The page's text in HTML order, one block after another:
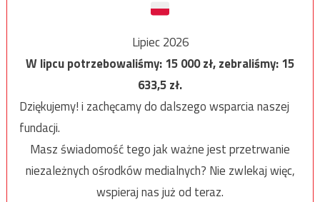
Lipiec 2026
W lipcu potrzebowaliśmy:15 000zł, zebraliśmy:15
633,5zł.
Dziękujemy! i zachęcamy do dalszego wsparcia naszej
fundacji.
Masz świadomość tego jak ważne jest przetrwanie
niezależnych ośrodków medialnych? Nie zwlekaj więc,
wspieraj nas już od teraz.